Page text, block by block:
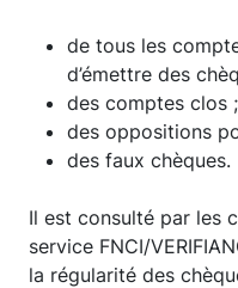
de tous les
d’émettre des
des comptes clos ;
des oppositions
des faux chèques.
Il est consulté par les
service FNCI/
la régularité des